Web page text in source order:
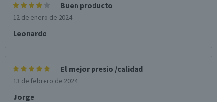
Buen producto
12 de enero de 2024
Leonardo
El mejor presio /calidad
13 de febrero de 2024
Jorge